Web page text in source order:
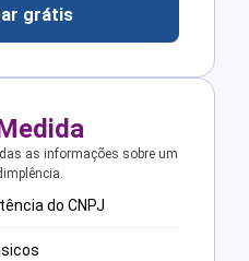
grátis
as informações sobre um
do CNPJ